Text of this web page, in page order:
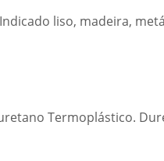
liso, madeira,
Termoplástico.